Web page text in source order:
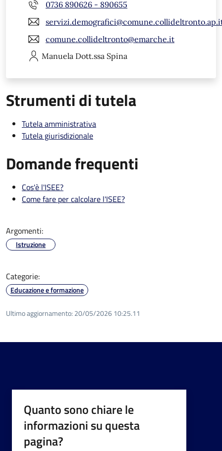
0736 890626 - 890655
comune.collideltronto@emarche.it
Manuela Dott.ssa Spina
Strumenti di tutela
Tutela amministrativa
Tutela giurisdizionale
Domande frequenti
Cos'è l'ISEE?
Come fare per calcolare l'ISEE?
Argomenti:
Istruzione
Categorie:
Educazione e formazione
Ultimo aggiornamento: 20/05/2026 10:25.11
Quanto sono chiare le
informazioni su questa
pagina?